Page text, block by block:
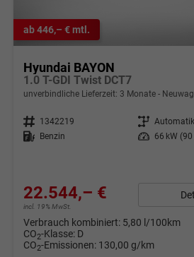
ab 446,– € mtl.
Hyundai BAYON
1.0 T-GDI Twist DCT7
unverbindliche Lieferzeit: 3 Monate
Fahrzeugnr. 1342219 Getriebe Automatik
Kraftstoff
Benzin Leistung 66 kW (90
22.544,– €
incl. 19% MwSt.
Verbrauch kombiniert: 5,80 l/100km
CO2-Klasse: D
CO2-Emissionen: 130,00 g/km